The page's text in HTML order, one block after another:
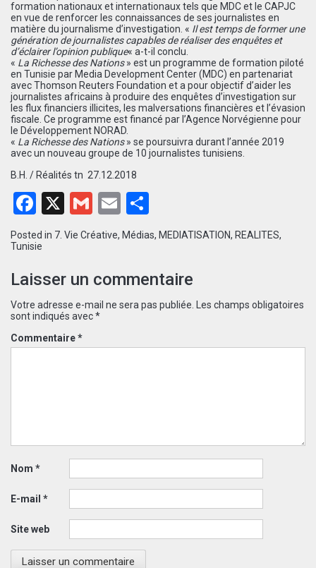
formation nationaux et internationaux tels que MDC et le CAPJC
en vue de renforcer les connaissances de ses journalistes en
matière du journalisme d’investigation. « Il est temps de former une
génération de journalistes capables de réaliser des enquêtes et
d’éclairer l’opinion publique« a-t-il conclu.
« La Richesse des Nations» est un programme de formation piloté
en Tunisie par Media Development Center (MDC) en partenariat
avec Thomson Reuters Foundation et a pour objectif d’aider les
journalistes africains à produire des enquêtes d’investigation sur
les flux financiers illicites, les malversations financières et l’évasion
fiscale. Ce programme est financé par l’Agence Norvégienne pour
le Développement NORAD.
« La Richesse des Nations» se poursuivra durant l’année 2019
avec un nouveau groupe de 10 journalistes tunisiens.
B.H. / Réalités tn 27.12.2018
Facebook
X Gmail
Email
Posted in 7. Vie Créative, Médias, MEDIATISATION, REALITES,
Tunisie
Laisser un commentaire
Votre adresse e-mail ne sera pas publiée.
Les champs obligatoires
sont indiqués avec*
Commentaire*
Nom *
E-mail *
Site web